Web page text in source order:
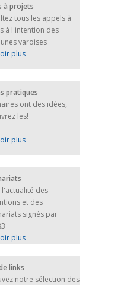
les réfugiés
à projets
tous les appels à
à l'intention des
varoises
plus
pratiques
ont des idées,
les!
plus
l'actualité des
et des
signés par
plus
links
notre sélection des